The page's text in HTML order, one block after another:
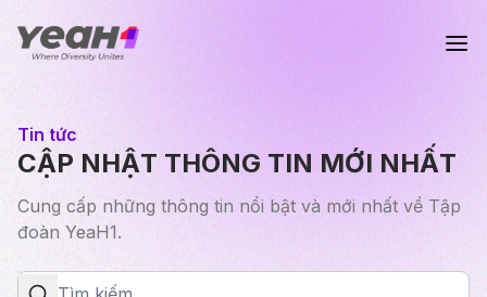
Tin tức
CẬP NHẬT THÔNG TIN MỚI NHẤT
Cung cấp những thông tin nổi bật và mới nhất về Tập
đoàn YeaH1.